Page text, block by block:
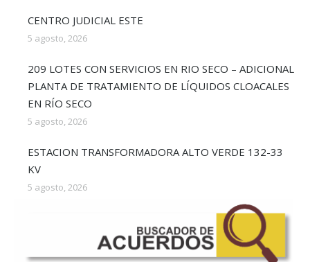
CENTRO JUDICIAL ESTE
5 agosto, 2026
209 LOTES CON SERVICIOS EN RIO SECO – ADICIONAL
PLANTA DE TRATAMIENTO DE LÍQUIDOS CLOACALES
EN RÍO SECO
5 agosto, 2026
ESTACION TRANSFORMADORA ALTO VERDE 132-33
KV
5 agosto, 2026